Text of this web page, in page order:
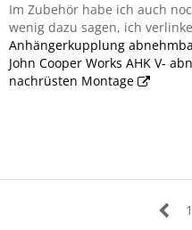
Im Zubehör habe ich auch
wenig dazu sagen, ich
Anhängerkupplung
John Cooper Works AHK V-
nachrüsten Montage
1